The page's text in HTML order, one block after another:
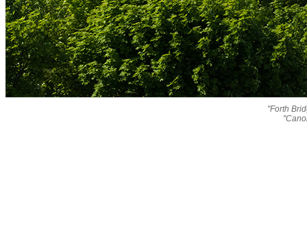
"Forth